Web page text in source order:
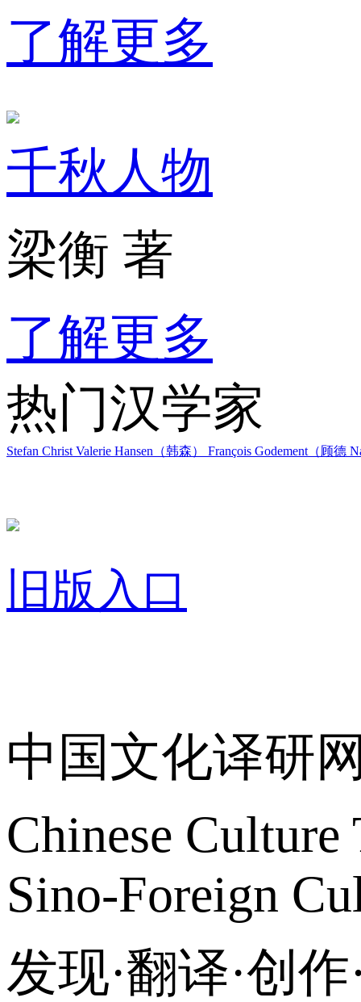
了解更多
千秋人物
梁衡 著
了解更多
热门汉学家
Stefan Christ Valerie Hansen（韩森） François Godement（顾德
旧版入口
中国文化译研
Chinese
Sino-Foreign
发现·翻译·创